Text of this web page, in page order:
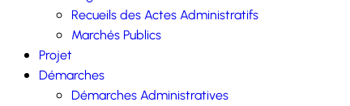
Recueils des Actes Administratifs
Marchés Publics
Projet
Démarches
Démarches Administratives